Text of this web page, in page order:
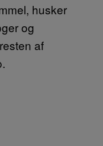
husker
og
af